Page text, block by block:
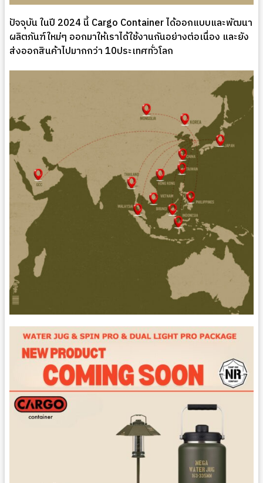
ปัจจุบัน ในปี 2024 นี้ Cargo Container ได้ออกแบบและพัฒนา
ผลิตภันฑ์ใหม่ๆ ออกมาให้เราได้ใช้งานกันอย่างต่อเนื่อง และยัง
ส่งออกสินค้าไปมากกว่า 10ประเทศทั่วโลก